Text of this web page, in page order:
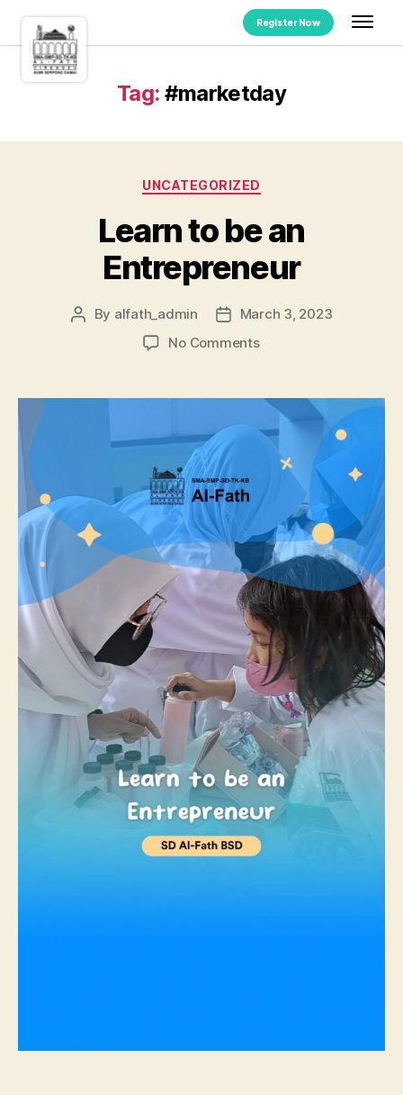
Register Now
Tag: #marketday
UNCATEGORIZED
Learn to be an
Entrepreneur
By alfath_admin
March 3, 2023
No Comments